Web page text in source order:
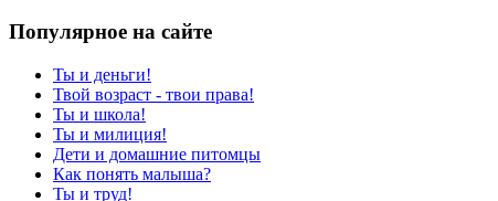
Популярное на сайте
Ты и деньги!
Твой возраст - твои права!
Ты и школа!
Ты и милиция!
Дети и домашние питомцы
Как понять малыша?
Ты и труд!